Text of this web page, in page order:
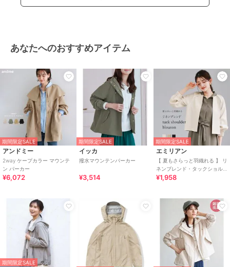
あなたへのおすすめアイテム
期間限定SALE
アンドミー
2way ケープカラー マウンテ
ン パーカー
¥6,072
期間限定SALE
イッカ
撥水マウンテンパーカー
¥3,514
期間限定SALE
エミリアン
【 夏もさらっと羽織れる 】 リ
ネンブレンド・タックショル
ダーブルゾン
¥1,958
期間限定SALE